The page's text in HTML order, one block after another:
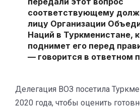
соответствующему
лицу Организации
Наций в Туркменистане,
поднимет его перед
— говорится в ответном
Делегация ВОЗ посетила
2020 года, чтобы оценить